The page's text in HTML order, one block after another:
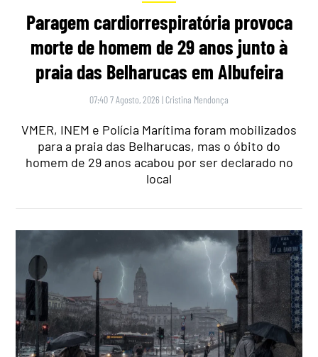
Paragem cardiorrespiratória provoca
morte de homem de 29 anos junto à
praia das Belharucas em Albufeira
07:40 7 Agosto, 2026 | Cristina Mendonça
VMER, INEM e Polícia Marítima foram mobilizados
para a praia das Belharucas, mas o óbito do
homem de 29 anos acabou por ser declarado no
local